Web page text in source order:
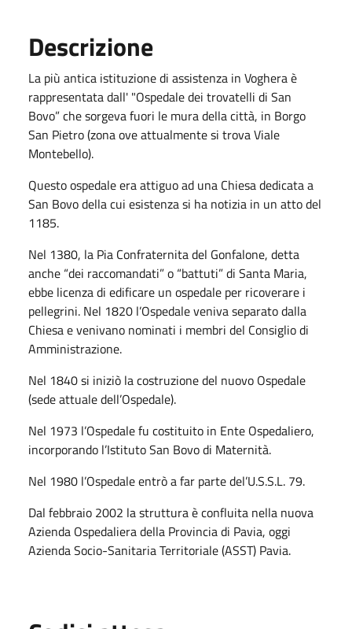
Descrizione
La più antica istituzione di assistenza in Voghera è
rappresentata dall' "Ospedale dei trovatelli di San
Bovo” che sorgeva fuori le mura della città, in Borgo
San Pietro (zona ove attualmente si trova Viale
Montebello).
Questo ospedale era attiguo ad una Chiesa dedicata a
San Bovo della cui esistenza si ha notizia in un atto del
1185.
Nel 1380, la Pia Confraternita del Gonfalone, detta
anche “dei raccomandati” o “battuti” di Santa Maria,
ebbe licenza di edificare un ospedale per ricoverare i
pellegrini. Nel 1820 l’Ospedale veniva separato dalla
Chiesa e venivano nominati i membri del Consiglio di
Amministrazione.
Nel 1840 si iniziò la costruzione del nuovo Ospedale
(sede attuale dell’Ospedale).
Nel 1973 l’Ospedale fu costituito in Ente Ospedaliero,
incorporando l’Istituto San Bovo di Maternità.
Nel 1980 l’Ospedale entrò a far parte del’U.S.S.L. 79.
Dal febbraio 2002 la struttura è confluita nella nuova
Azienda Ospedaliera della Provincia di Pavia, oggi
Azienda Socio-Sanitaria Territoriale (ASST) Pavia.